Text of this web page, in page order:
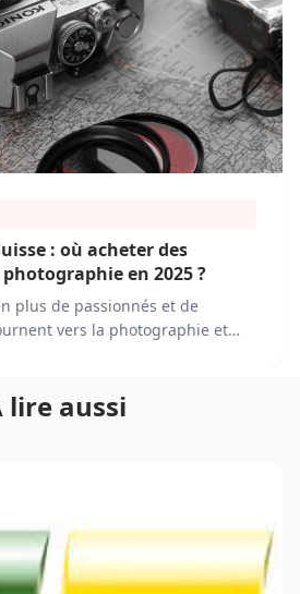
: où acheter des
en 2025 ?
plus de passionnés et de
vers la photographie et
lire aussi